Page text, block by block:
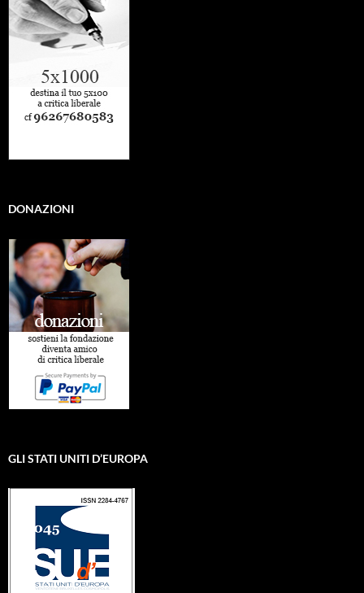
DONAZIONI
GLI STATI UNITI D’EUROPA